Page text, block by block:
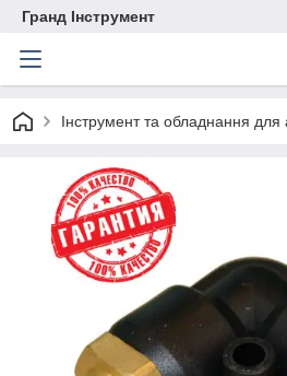
Гранд Інструмент
Інструмент та обладнання для